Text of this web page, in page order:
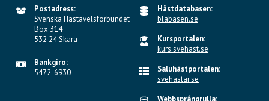
Postadress:
Svenska Hästavelsförbundet
Box 314
532 24 Skara
Bankgiro:
5472-6930
Hästdatabasen:
blabasen.se
Kursportalen:
kurs.svehast.se
Saluhästportalen:
svehastar.se
Webbsprångrulla: